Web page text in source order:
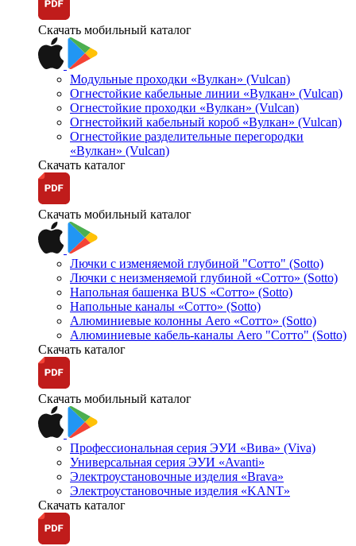
Скачать мобильный каталог
Модульные проходки «Вулкан» (Vulcan)
Огнестойкие кабельные линии «Вулкан» (Vulcan)
Огнестойкие проходки «Вулкан» (Vulcan)
Огнестойкий кабельный короб «Вулкан» (Vulcan)
Огнестойкие разделительные перегородки
«Вулкан» (Vulcan)
Скачать каталог
Скачать мобильный каталог
Лючки с изменяемой глубиной "Сотто" (Sotto)
Лючки с неизменяемой глубиной «Сотто» (Sotto)
Напольная башенка BUS «Сотто» (Sotto)
Напольные каналы «Сотто» (Sotto)
Алюминиевые колонны Aero «Сотто» (Sotto)
Алюминиевые кабель-каналы Aero "Сотто" (Sotto)
Скачать каталог
Скачать мобильный каталог
Профессиональная серия ЭУИ «Вива» (Viva)
Универсальная серия ЭУИ «Avanti»
Электроустановочные изделия «Brava»
Электроустановочные изделия «KANT»
Скачать каталог